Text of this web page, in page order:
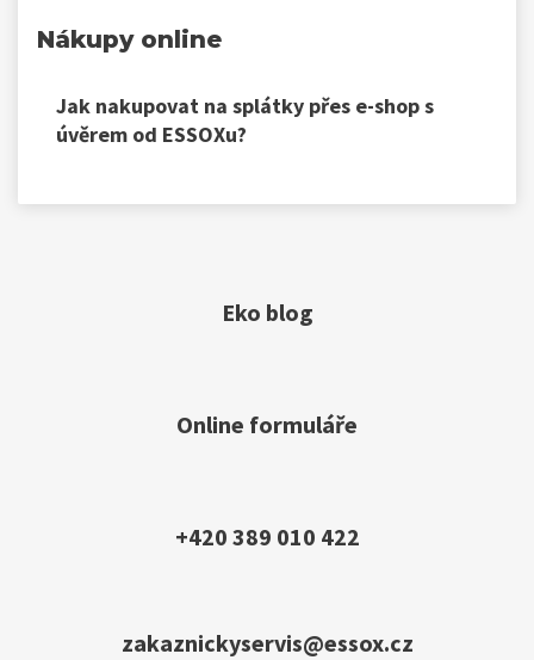
Nákupy online
Jak nakupovat na splátky přes e-shop s
úvěrem od ESSOXu?
Eko blog
Online formuláře
+420 389 010 422
zakaznickyservis@essox.cz